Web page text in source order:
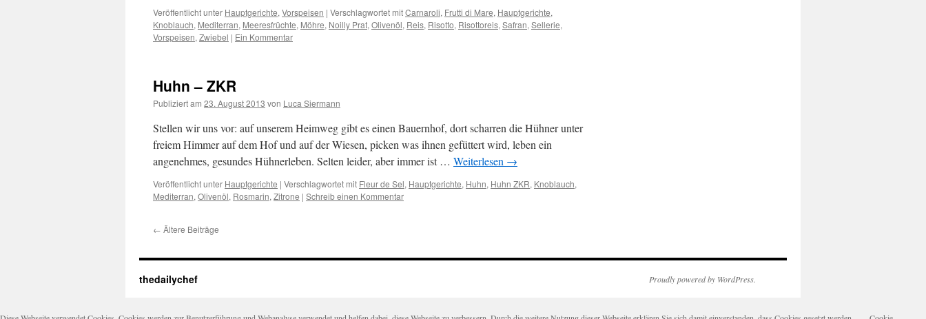
Veröffentlicht unter Hauptgerichte, Vorspeisen | Verschlagwortet mitCarnaroli, Frutti di Mare, Hauptgerichte,
Knoblauch, Mediterran, Meeresfrüchte, Möhre, Noilly Prat, Olivenöl, Reis, Risotto, Risottoreis, Safran, Sellerie,
Vorspeisen, Zwiebel | Ein Kommentar
Huhn – ZKR
Publiziert am 23. August 2013 von Luca Siermann
Stellen wir uns vor: auf unserem Heimweg gibt es einen Bauernhof, dort scharren die Hühner unter
freiem Himmer auf dem Hof und auf der Wiesen, picken was ihnen gefüttert wird, leben ein
angenehmes, gesundes Hühnerleben. Selten leider, aber immer ist … Weiterlesen →
Veröffentlicht unter Hauptgerichte | Verschlagwortet mit Fleur de Sel, Hauptgerichte, Huhn, Huhn ZKR, Knoblauch,
Mediterran, Olivenöl, Rosmarin, Zitrone | Schreib einen Kommentar
← Ältere Beiträge
thedailychef Proudly powered by WordPress.